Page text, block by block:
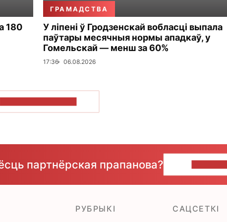
180
ГРАМАДСТВА
У ліпені ў Гродзенскай вобласці выпала
паўтары месячныя нормы ападкаў, у
Гомельскай — менш за 60%
17:36 06.08.2026
партнёрская прапанова?
РУБРЫКІ САЦСЕТКІ